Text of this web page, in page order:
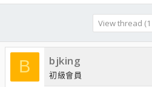
View thread
B bjking
初級會員